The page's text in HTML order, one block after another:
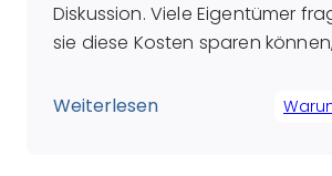
Diskussion. Viele Eigentümer
sie diese Kosten sparen
Doch was zunächst wie eine
Weiterlesen